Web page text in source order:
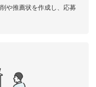
や推薦状を作成し、応募